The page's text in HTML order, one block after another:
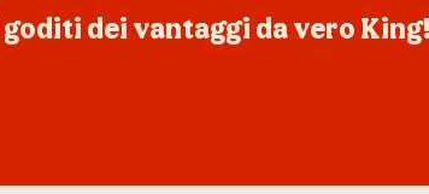
goditi dei vantaggi da vero King!